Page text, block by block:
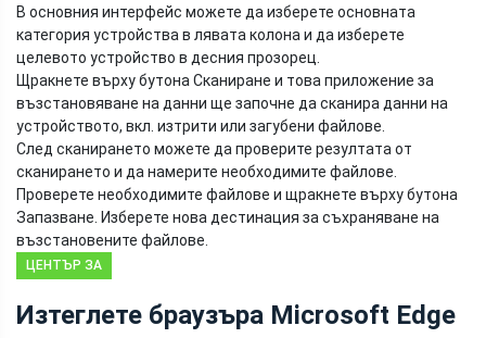
В основния интерфейс можете да изберете основната
категория устройства в лявата колона и да изберете
целевото устройство в десния прозорец.
Щракнете върху бутона Сканиране и това приложение за
възстановяване на данни ще започне да сканира данни на
устройството, вкл. изтрити или загубени файлове.
След сканирането можете да проверите резултата от
сканирането и да намерите необходимите файлове.
Проверете необходимите файлове и щракнете върху бутона
Запазване. Изберете нова дестинация за съхраняване на
възстановените файлове.
ЦЕНТЪР ЗА
MINITOOL
Изтеглете браузъра Microsoft Edge